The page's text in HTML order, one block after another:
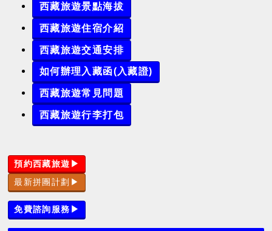
西藏旅遊景點海拔
西藏旅遊住宿介紹
西藏旅遊交通安排
如何辦理入藏函(入藏證)
西藏旅遊常見問題
西藏旅遊行李打包
預約西藏旅遊▶
最新拼團計劃▶
免費諮詢服務▶